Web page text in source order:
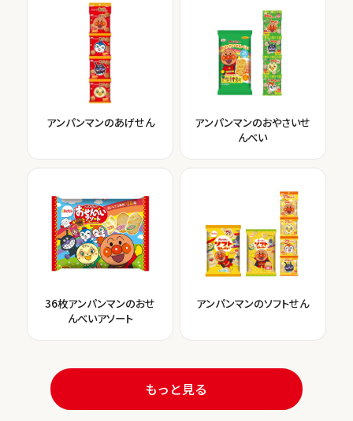
アンパンマンのあげせん
アンパンマンのおやさいせ
んべい
36枚アンパンマンのおせ
んべいアソート
アンパンマンのソフトせん
もっと見る